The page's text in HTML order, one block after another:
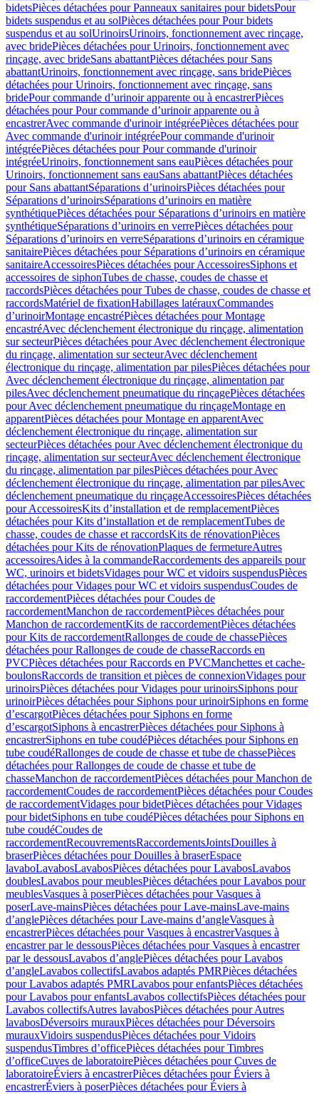
bidetsPièces détachées pour Panneaux sanitaires pour bidetsPour
bidets suspendus et au solPièces détachées pour Pour bidets
suspendus et au solUrinoirsUrinoirs, fonctionnement avec rinçage,
avec bridePièces détachées pour Urinoirs, fonctionnement avec
rinçage, avec brideSans abattantPièces détachées pour Sans
abattantUrinoirs, fonctionnement avec rinçage, sans bridePièces
détachées pour Urinoirs, fonctionnement avec rinçage, sans
bridePour commande d’urinoir apparente ou à encastrerPièces
détachées pour Pour commande d’urinoir apparente ou à
encastrerAvec commande d'urinoir intégréePièces détachées pour
Avec commande d'urinoir intégréePour commande d'urinoir
intégréePièces détachées pour Pour commande d'urinoir
intégréeUrinoirs, fonctionnement sans eauPièces détachées pour
Urinoirs, fonctionnement sans eauSans abattantPièces détachées
pour Sans abattantSéparations d’urinoirsPièces détachées pour
Séparations d’urinoirsSéparations d’urinoirs en matière
synthétiquePièces détachées pour Séparations d’urinoirs en matière
synthétiqueSéparations d’urinoirs en verrePièces détachées pour
Séparations d’urinoirs en verreSéparations d’urinoirs en céramique
sanitairePièces détachées pour Séparations d’urinoirs en céramique
sanitaireAccessoiresPièces détachées pour AccessoiresSiphons et
accessoires de siphonTubes de chasse, coudes de chasse et
raccordsPièces détachées pour Tubes de chasse, coudes de chasse et
raccordsMatériel de fixationHabillages latérauxCommandes
dʼurinoirMontage encastréPièces détachées pour Montage
encastréAvec déclenchement électronique du rinçage, alimentation
sur secteurPièces détachées pour Avec déclenchement électronique
du rinçage, alimentation sur secteurAvec déclenchement
électronique du rinçage, alimentation par pilesPièces détachées pour
Avec déclenchement électronique du rinçage, alimentation par
pilesAvec déclenchement pneumatique du rinçagePièces détachées
pour Avec déclenchement pneumatique du rinçageMontage en
apparentPièces détachées pour Montage en apparentAvec
déclenchement électronique du rinçage, alimentation sur
secteurPièces détachées pour Avec déclenchement électronique du
rinçage, alimentation sur secteurAvec déclenchement électronique
du rinçage, alimentation par pilesPièces détachées pour Avec
déclenchement électronique du rinçage, alimentation par pilesAvec
déclenchement pneumatique du rinçageAccessoiresPièces détachées
pour AccessoiresKits d’installation et de remplacementPièces
détachées pour Kits d’installation et de remplacementTubes de
chasse, coudes de chasse et raccordsKits de rénovationPièces
détachées pour Kits de rénovationPlaques de fermetureAutres
accessoiresAides à la commandeRaccordements des appareils pour
WC, urinoirs et bidetsVidages pour WC et vidoirs suspendusPièces
détachées pour Vidages pour WC et vidoirs suspendusCoudes de
raccordementPièces détachées pour Coudes de
raccordementManchon de raccordementPièces détachées pour
Manchon de raccordementKits de raccordementPièces détachées
pour Kits de raccordementRallonges de coude de chassePièces
détachées pour Rallonges de coude de chasseRaccords en
PVCPièces détachées pour Raccords en PVCManchettes et cache-
boulonsRaccords de transition et pièces de connexionVidages pour
urinoirsPièces détachées pour Vidages pour urinoirsSiphons pour
urinoirPièces détachées pour Siphons pour urinoirSiphons en forme
d’escargotPièces détachées pour Siphons en forme
d’escargotSiphons à encastrerPièces détachées pour Siphons à
encastrerSiphons en tube coudéPièces détachées pour Siphons en
tube coudéRallonges de coude de chasse et tube de chassePièces
détachées pour Rallonges de coude de chasse et tube de
chasseManchon de raccordementPièces détachées pour Manchon de
raccordementCoudes de raccordementPièces détachées pour Coudes
de raccordementVidages pour bidetPièces détachées pour Vidages
pour bidetSiphons en tube coudéPièces détachées pour Siphons en
tube coudéCoudes de
raccordementRecouvrementsRaccordementsJointsDouilles à
braserPièces détachées pour Douilles à braserEspace
lavaboLavabosLavabosPièces détachées pour LavabosLavabos
doublesLavabos pour meublesPièces détachées pour Lavabos pour
meublesVasques à poserPièces détachées pour Vasques à
poserLave-mainsPièces détachées pour Lave-mainsLave-mains
d’anglePièces détachées pour Lave-mains d’angleVasques à
encastrerPièces détachées pour Vasques à encastrerVasques à
encastrer par le dessousPièces détachées pour Vasques à encastrer
par le dessousLavabos d’anglePièces détachées pour Lavabos
d’angleLavabos collectifsLavabos adaptés PMRPièces détachées
pour Lavabos adaptés PMRLavabos pour enfantsPièces détachées
pour Lavabos pour enfantsLavabos collectifsPièces détachées pour
Lavabos collectifsAutres lavabosPièces détachées pour Autres
lavabosDéversoirs murauxPièces détachées pour Déversoirs
murauxVidoirs suspendusPièces détachées pour Vidoirs
suspendusTimbres dʼofficePièces détachées pour Timbres
dʼofficeCuves de laboratoirePièces détachées pour Cuves de
laboratoireÉviers à encastrerPièces détachées pour Éviers à
encastrerÉviers à poserPièces détachées pour Éviers à